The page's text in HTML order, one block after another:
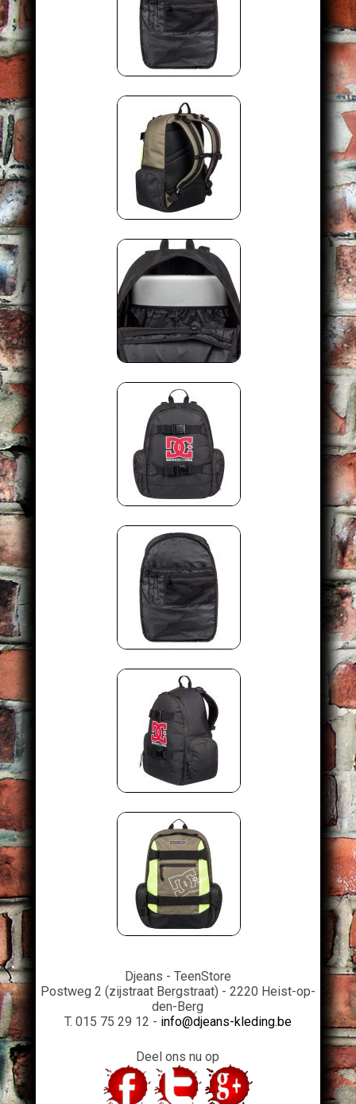
Djeans - TeenStore
Postweg 2 (zijstraat Bergstraat) - 2220 Heist-op-
den-Berg
T. 015 75 29 12 - info@djeans-kleding.be
Deel ons nu op